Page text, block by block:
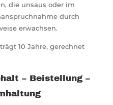
die unsaus oder im
durch
erwachsen.
10 Jahre, gerechnet
– Beistellung –